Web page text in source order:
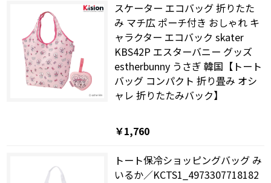
スケーター エコバッグ 折りたた
み マチ広 ポーチ付き おしゃれ キ
ャラクター エコバック skater
KBS42P エスターバニー グッズ
estherbunny うさぎ 韓国【トート
バッグ コンパクト 折り畳み オシ
ャレ 折りたたみバック】
￥1,760
トート保冷ショッピングバッグ み
いるか／KCTS1_4973307718182